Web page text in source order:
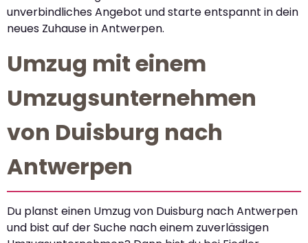
unverbindliches Angebot und starte entspannt in dein
neues Zuhause in Antwerpen.
Umzug mit einem
Umzugsunternehmen
von Duisburg nach
Antwerpen
Du planst einen Umzug von Duisburg nach Antwerpen
und bist auf der Suche nach einem zuverlässigen